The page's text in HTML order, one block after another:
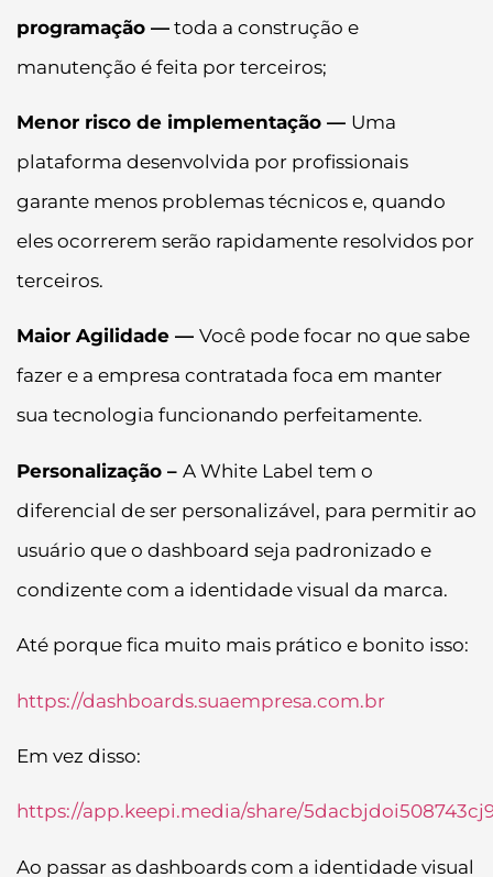
programação — toda a construção e
manutenção é feita por terceiros;
Menor risco de implementação — Uma
plataforma desenvolvida por profissionais
garante menos problemas técnicos e, quando
eles ocorrerem serão rapidamente resolvidos por
terceiros.
Maior Agilidade — Você pode focar no que sabe
fazer e a empresa contratada foca em manter
sua tecnologia funcionando perfeitamente.
Personalização – A White Label tem o
diferencial de ser personalizável, para permitir ao
usuário que o dashboard seja padronizado e
condizente com a identidade visual da marca.
Até porque fica muito mais prático e bonito isso:
https://dashboards.suaempresa.com.br
Em vez disso:
https://app.keepi.media/share/
Ao passar as dashboards com a identidade visual